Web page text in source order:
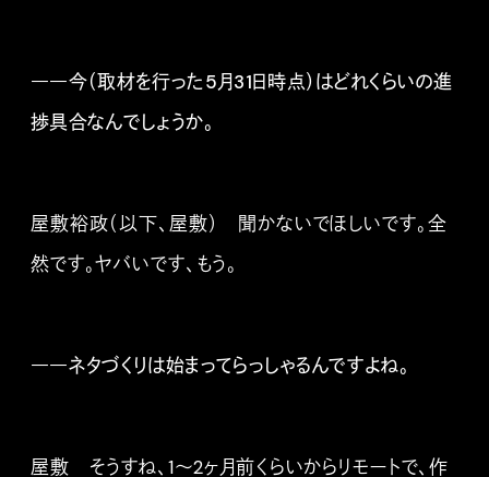
――今（取材を行った5月31日時点）はどれくらいの進
捗具合なんでしょうか。
屋敷裕政（以下、屋敷） 聞かないでほしいです。全
然です。ヤバいです、もう。
――ネタづくりは始まってらっしゃるんですよね。
屋敷 そうすね、1〜2ヶ月前くらいからリモートで、作